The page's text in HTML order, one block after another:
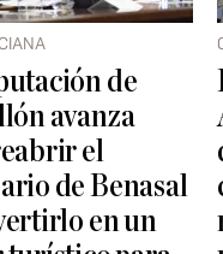
de
avanza
el
de Benasal
en un